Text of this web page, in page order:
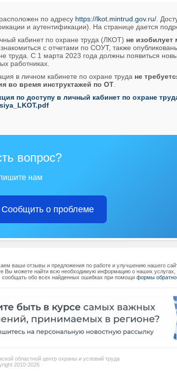
по адресу https://lkot.mintrud.gov.ru/.
и аутентификации). На странице дается
кабинет по охране труда (ЛКОТ) не изобилует
с отчетами по СОУТ, также
труда. С 1 марта 2023 года должны появиться
работниках.
в личном кабинете по охране труда не
во время инструктажей по ОТ.
по доступу в личный кабинет по охране
вопрос?
нам
Сообщить о проблеме
ваши отзывы и предложения по работе и улучшению нашего
Вы можете найти всю необходимую информацию о наших услугах,
сообщать обо всех найденных ошибках при помощи формы
областной центр охраны и условий труда
2010-2026